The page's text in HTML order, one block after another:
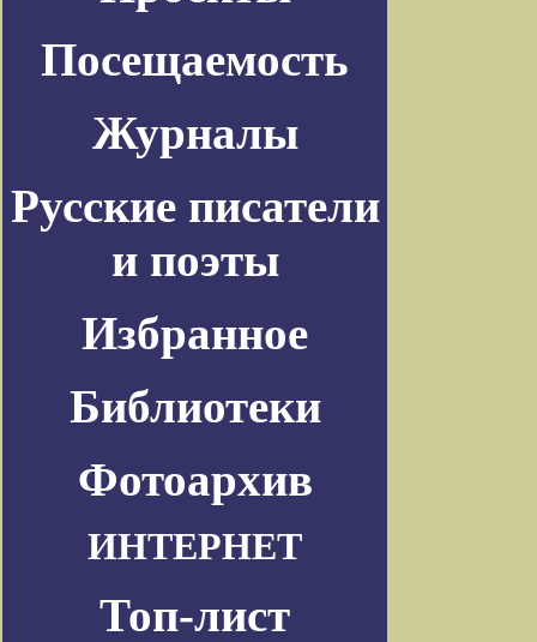
Посещаемость
Журналы
Русские писатели
и поэты
Избранное
Библиотеки
Фотоархив
ИНТЕРНЕТ
Топ-лист